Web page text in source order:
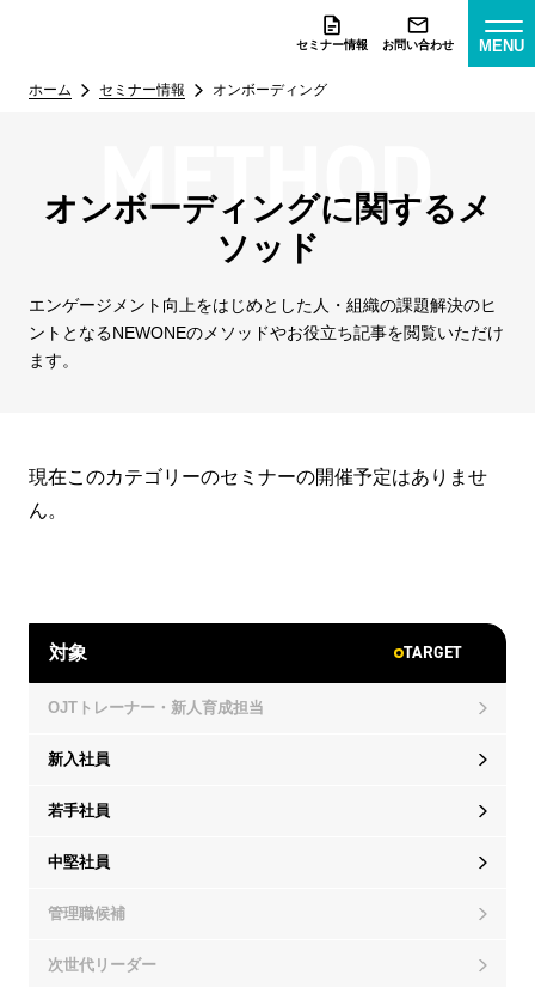
セミナー情報 お問い合わせ MENU
ホーム セミナー情報 オンボーディング
オンボーディングに関するメ
ソッド
エンゲージメント向上をはじめとした人・組織の課題解決のヒ
ントとなるNEWONEのメソッドやお役立ち記事を閲覧いただけ
ます。
現在このカテゴリーのセミナーの開催予定はありませ
ん。
対象 TARGET
OJTトレーナー・新人育成担当
新入社員
若手社員
中堅社員
管理職候補
次世代リーダー